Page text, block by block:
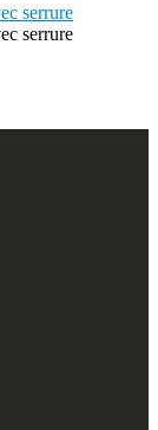
serrure
serrure